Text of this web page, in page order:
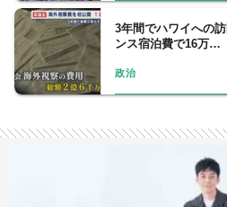
3年間でハワイへの
ンス宿泊費で16万…
政治